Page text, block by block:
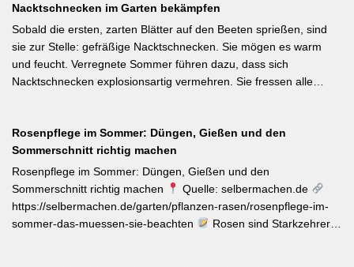
gemusterten Blüten, die ohne Ausputzen von Frühsommer bis
Herbst reich blüht und sich hervorragend für Balkonkästen und
Ampeln eignet. Die Bayerische Genusspflanze des Jahres 2026
ist die Erdbeere ‚Lilly Waldberry‘, die durch ihr intensiv
waldbeererinnerndes Aroma überzeugt und ab Juni durchgehend
bayerische Gärtnereien erhältlich. Wer auf regional empfohlene
Pflanzen setzen möchte, liegt mit diesen beiden Sorten für Balkon
und Nutzgarten genau richtig.
Nacktschnecken im Garten bekämpfen
Sobald die ersten, zarten Blätter auf den Beeten sprießen, sind
sie zur Stelle: gefräßige Nacktschnecken. Sie mögen es warm
und feucht. Verregnete Sommer führen dazu, dass sich
Nacktschnecken explosionsartig vermehren. Sie fressen alle
hier. Weiterlesen bei MDR-Garten
Rosenpflege im Sommer: Düngen, Gießen und den
Sommerschnitt richtig machen
Rosenpflege im Sommer: Düngen, Gießen und den
Sommerschnitt richtig machen
Quelle: selbermachen.de
https://selbermachen.de/garten/pflanzen-rasen/rosenpflege-im-
sommer-das-muessen-sie-beachten
Rosen sind Starkzehrer –